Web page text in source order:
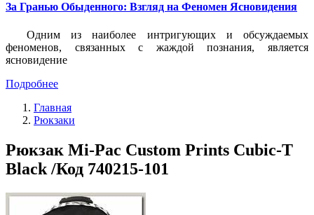
За Гранью Обыденного: Взгляд на Феномен Ясновидения
Одним из наиболее интригующих и обсуждаемых
феноменов, связанных с жаждой познания, является
ясновидение
Подробнее
Главная
Рюкзаки
Рюкзак Mi-Pac Custom Prints Cubic-T
Black /Код 740215-101